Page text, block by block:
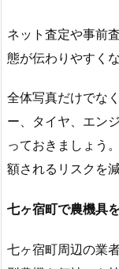
ネット査定や事前
態が伝わりやすくな
全体写真だけでな
ー、タイヤ、エン
っておきましょう
額されるリスクを
七ヶ宿町で農機具
七ヶ宿町周辺の業